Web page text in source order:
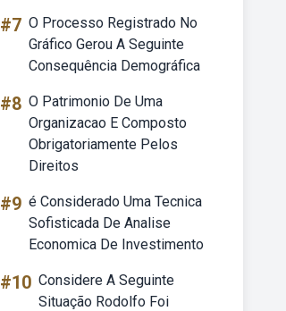
#7 O Processo Registrado No
Gráfico Gerou A Seguinte
Consequência Demográfica
#8 O Patrimonio De Uma
Organizacao E Composto
Obrigatoriamente Pelos
Direitos
#9 é Considerado Uma Tecnica
Sofisticada De Analise
Economica De Investimento
#10 Considere A Seguinte
Situação Rodolfo Foi